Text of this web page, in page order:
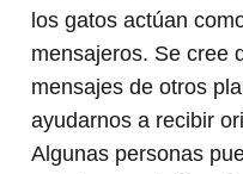
los gatos actúan
mensajeros. Se cree
mensajes de otros
ayudarnos a recibir
Algunas personas